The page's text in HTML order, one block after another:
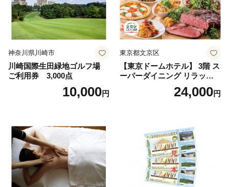
神奈川県川崎市
川崎国際生田緑地ゴルフ場
ご利用券 3,000点
10,000円
東京都文京区
【東京ドームホテル】 3階 ス
ーパーダイニング リラッサ
ランチブッフェ お食事券 大
人1名様分 関東 東京 ご利用
24,000円